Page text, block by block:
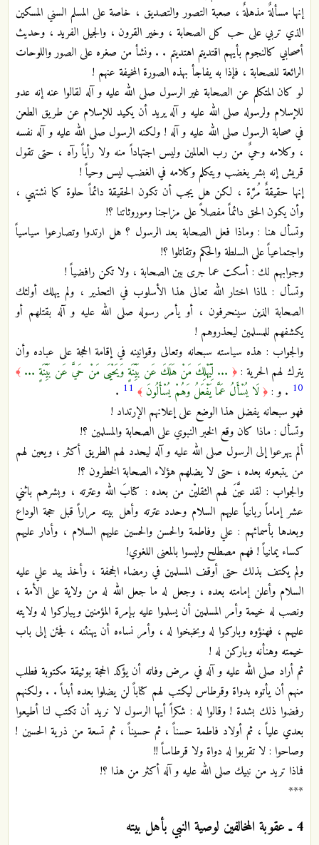
إنها مسألةٌ مذهلةٌ ، صعبة التصور والتصديق ، خاصة على المسلم السني المسكين
الذي تربي على حب كل الصحابة ، وخير القرون ، والجيل الفريد ، وحديث
أصحابي كالنجوم بأيهم اقتديتم اهتديتم . . ونشأ من صغره على الصور واللوحات
الرائعة للصحابة ، فإذا به يفاجأ بهذه الصورة المخيفة عنهم !
لو كان المتكلم عن الصحابة غير الرسول صلى الله عليه و آله لقالوا عنه إنه عدو
للإسلام ولرسوله صلى الله عليه و آله يريد أن يكيد للإسلام عن طريق الطعن
في صحابة الرسول صلى الله عليه و آله ! ولكنه الرسول صلى الله عليه و آله نفسه
، وكلامه وحيٌ من رب العالمين وليس اجتهاداً منه ولا رأياً رآه ، حتى تقول
قريش إنه بشر يغضب ويتكلم وكلامه في الغضب ليس وحياً !
إنها حقيقةٌ مُرَّة ، لكن هل يجب أن تكون الحقيقة دائماً حلوة كما نشتهي ،
وأن يكون الحق دائماً مفصلاً على مزاجنا وموروثاتنا ؟!
وتسأل هنا : وماذا فعل الصحابة بعد الرسول ؟ هل ارتدوا وتصارعوا سياسياً
واجتماعياً على السلطة والحكم وتقاتلوا ؟!
وجوابهم لك : أسكت عما جرى بين الصحابة ، ولا تكن رافضياً !
وتسأل : لماذا اختار الله تعالى هذا الأسلوب في التحذير ، ولم يهلك أولئك
الصحابة الذين سينحرفون ، أو يأمر رسوله صلى الله عليه و آله بقتلهم أو
يكشفهم للمسلمين ليحذروهم !
والجواب : هذه سياسته سبحانه وتعالى وقوانينه في إقامة الحجة على عباده وأن
يترك لهم الحرية :﴿ ... لِّيَهْلِكَ مَنْ هَلَكَ عَن بَيِّنَةٍ وَيَحْيَى مَنْ حَيَّ عَن بَيِّنَةٍ ... ﴾
10 . و : ﴿ لَا يُسْأَلُ عَمَّا يَفْعَلُ وَهُمْ يُسْأَلُونَ ﴾ 11
.
فهو سبحانه يفضل هذا الوضع على إعلانهم الإرتداد !
وتسأل : ماذا كان وقع الخبر النبوي على الصحابة والمسلمين ؟!
ألم يهرعوا إلى الرسول صلى الله عليه و آله ليحدد لهم الطريق أكثر ، ويعين لهم
من يتبعونه بعده ، حتى لا يضلهم هؤلاء الصحابة الخطرون ؟!
والجواب : لقد عيَّنَ لهم الثقليْن من بعده : كتابَ الله وعترته ، وبشرهم باثني
عشر إماماً ربانياً عليهم السلام وحدد عترته وأهل بيته مراراً قبل حجة الوداع
وبعدها بأسمائهم : علي وفاطمة والحسن والحسين عليهم السلام ، وأدار عليهم
كساء يمانياً ! فهم مصطلح وليسوا بالمعنى اللغوي!
ولم يكتف بذلك حتى أوقف المسلمين في رمضاء الجحفة ، وأخذ بيد علي عليه
السلام وأعلن إمامته بعده ، وجعل له ما جعل الله له من ولاية على الأمة ،
ونصب له خيمة وأمر المسلمين أن يسلموا عليه بإمرة المؤمنين ويباركوا له ولايته
عليهم ، فهنؤوه وباركوا له وبخبخوا له ، وأمر نساءه أن يهنئنه ، فجئن إلى باب
خيمته وهنأنه وباركن له !
ثم أراد صلى الله عليه و آله في مرض وفاته أن يؤكد الحجة بوثيقة مكتوبة فطلب
منهم أن يأتوه بدواة وقرطاس ليكتب لهم كتاباً لن يضلوا بعده أبداً . . ولكنهم
رفضوا ذلك بشدة ! وقالوا له : شكراً أيها الرسول لا نريد أن تكتب لنا أطيعوا
بعدي علياً ، ثم أولاد فاطمة حسناً ، ثم حسيناً ، ثم تسعة من ذرية الحسين !
وصاحوا : لا تقربوا له دواة ولا قرطاساً !!
فماذا تريد من نبيك صلى الله عليه و آله أكثر من هذا ؟!
***
4ـ عقوبة المخالفين لوصية النبي بأهل بيته